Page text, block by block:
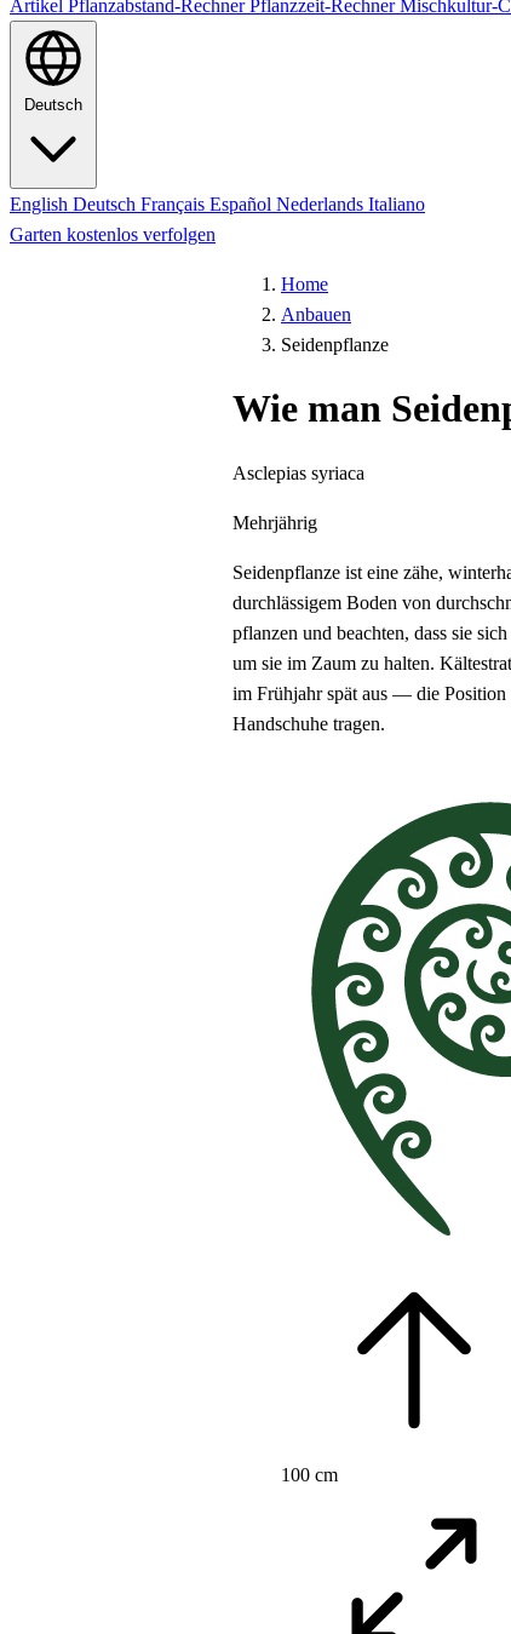
Artikel Pflanzabstand-RechnerPflanzzeit-RechnerMischkultur-
Deutsch
English Deutsch Français Español Nederlands Italiano
Garten kostenlos verfolgen
Home
Anbauen
Seidenpflanze
Wie man
Asclepias syriaca
Mehrjährig
Seidenpflanze ist eine zähe,
durchlässigem Boden von
pflanzen und beachten, dass sie
um sie im Zaum zu halten.
im Frühjahr spät aus — die Position
Handschuhe tragen.
100 cm